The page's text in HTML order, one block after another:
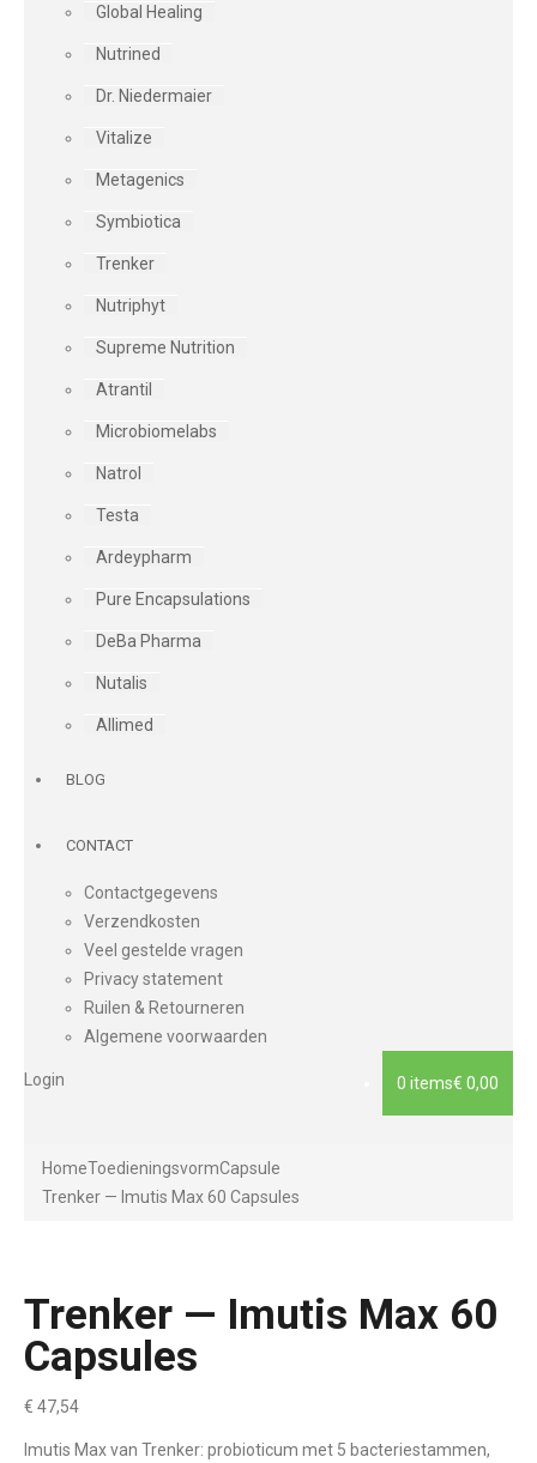
Global Healing
Nutrined
Dr. Niedermaier
Vitalize
Metagenics
Symbiotica
Trenker
Nutriphyt
Supreme Nutrition
Atrantil
Microbiomelabs
Natrol
Testa
Ardeypharm
Pure Encapsulations
DeBa Pharma
Nutalis
Allimed
BLOG
CONTACT
Contactgegevens
Verzendkosten
Veel gestelde vragen
Privacy statement
Ruilen & Retourneren
Algemene voorwaarden
0 items€ 0,00
Login
HomeToedieningsvormCapsule
Trenker — Imutis Max 60 Capsules
Trenker — Imutis Max 60
Capsules
€ 47,54
Imutis Max van Trenker: probioticum met 5 bacteriestammen,